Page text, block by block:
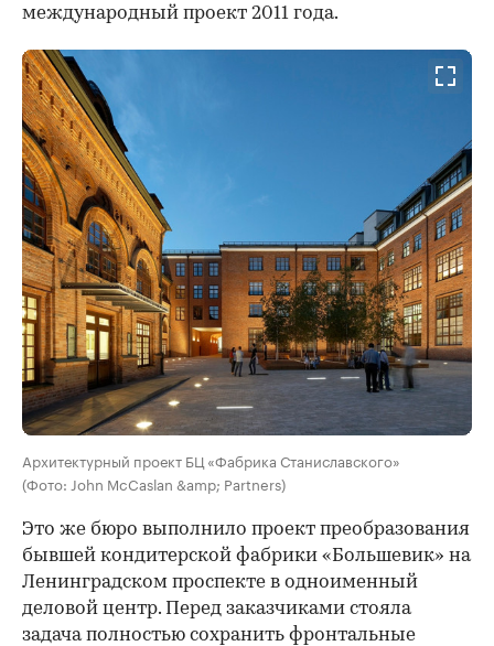
международный проект 2011 года.
Архитектурный проект БЦ «Фабрика Станиславского»
(Фото: John McCaslan &amp; Partners)
Это же бюро выполнило проект преобразования
бывшей кондитерской фабрики «Большевик» на
Ленинградском проспекте в одноименный
деловой центр. Перед заказчиками стояла
задача полностью сохранить фронтальные